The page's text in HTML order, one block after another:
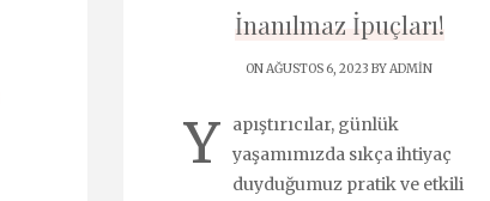
İnanılmaz İpuçları!
ON AĞUSTOS 6, 2023 BYADMIN
Y
apıştırıcılar, günlük
yaşamımızda sıkça ihtiyaç
duyduğumuz pratik ve etkili